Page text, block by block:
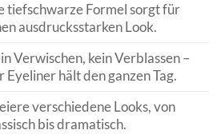
tiefschwarze Formel sorgt für
ausdrucksstarken Look.
Verwischen, kein Verblassen –
Eyeliner hält den ganzen Tag.
verschiedene Looks, von
bis dramatisch.